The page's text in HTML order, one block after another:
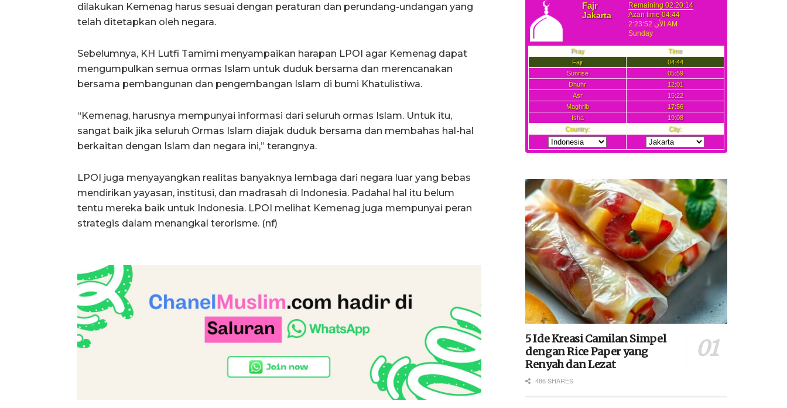
dilakukan Kemenag harus sesuai dengan peraturan dan perundang-undangan yang
telah ditetapkan oleh negara.
Sebelumnya, KH Lutfi Tamimi menyampaikan harapan LPOI agar Kemenag dapat
mengumpulkan semua ormas Islam untuk duduk bersama dan merencanakan
bersama pembangunan dan pengembangan Islam di bumi Khatulistiwa.
“Kemenag, harusnya mempunyai informasi dari seluruh ormas Islam. Untuk itu,
sangat baik jika seluruh Ormas Islam diajak duduk bersama dan membahas hal-hal
berkaitan dengan Islam dan negara ini,” terangnya.
LPOI juga menyayangkan realitas banyaknya lembaga dari negara luar yang bebas
mendirikan yayasan, institusi, dan madrasah di Indonesia. Padahal hal itu belum
tentu mereka baik untuk Indonesia. LPOI melihat Kemenag juga mempunyai peran
strategis dalam menangkal terorisme. (nf)
5 Ide Kreasi Camilan Simpel
dengan Rice Paper yang
Renyah dan Lezat
486 SHARES